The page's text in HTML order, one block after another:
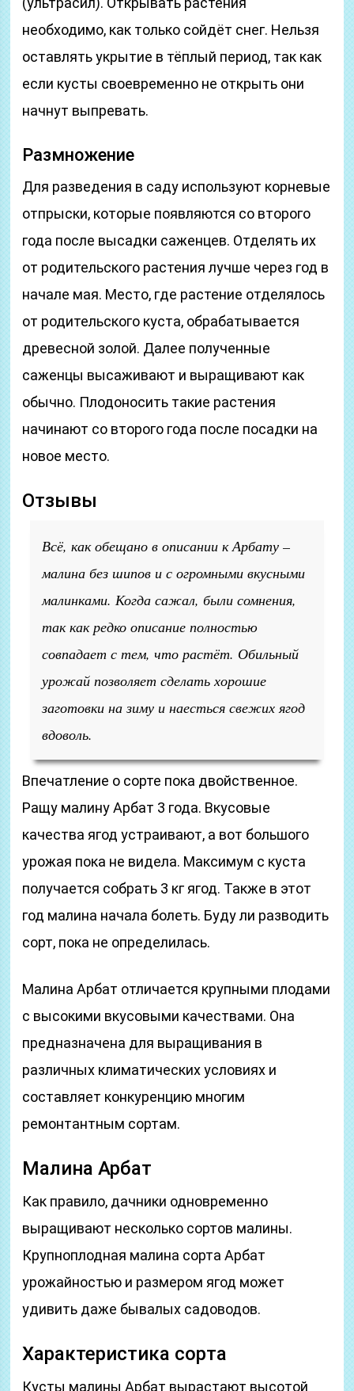
необходимо, как только сойдёт снег. Нельзя
оставлять укрытие в тёплый период, так как
если кусты своевременно не открыть они
начнут выпревать.
Размножение
Для разведения в саду используют корневые
отпрыски, которые появляются со второго
года после высадки саженцев. Отделять их
от родительского растения лучше через год в
начале мая. Место, где растение отделялось
от родительского куста, обрабатывается
древесной золой. Далее полученные
саженцы высаживают и выращивают как
обычно. Плодоносить такие растения
начинают со второго года после посадки на
новое место.
Отзывы
Всё, как обещано в описании к Арбату –
малина без шипов и с огромными вкусными
малинками. Когда сажал, были сомнения,
так как редко описание полностью
совпадает с тем, что растёт. Обильный
урожай позволяет сделать хорошие
заготовки на зиму и наесться свежих ягод
вдоволь.
Впечатление о сорте пока двойственное.
Ращу малину Арбат 3 года. Вкусовые
качества ягод устраивают, а вот большого
урожая пока не видела. Максимум с куста
получается собрать 3 кг ягод. Также в этот
год малина начала болеть. Буду ли разводить
сорт, пока не определилась.
Малина Арбат отличается крупными плодами
с высокими вкусовыми качествами. Она
предназначена для выращивания в
различных климатических условиях и
составляет конкуренцию многим
ремонтантным сортам.
Малина Арбат
Как правило, дачники одновременно
выращивают несколько сортов малины.
Крупноплодная малина сорта Арбат
урожайностью и размером ягод может
удивить даже бывалых садоводов.
Характеристика сорта
Кусты малины Арбат вырастают высотой